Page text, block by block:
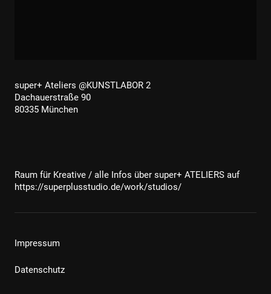
super+ Ateliers @KUNSTLABOR 2
Dachauerstraße 90
80335 München
Raum für Kreative / alle Infos über super+ ATELIERS auf
https://superplusstudio.de/work/studios/
Impressum
Datenschutz